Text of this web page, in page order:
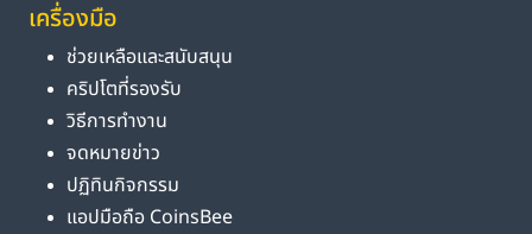
เครื่องมือ
ช่วยเหลือและสนับสนุน
คริปโตที่รองรับ
วิธีการทำงาน
จดหมายข่าว
ปฏิทินกิจกรรม
แอปมือถือ CoinsBee